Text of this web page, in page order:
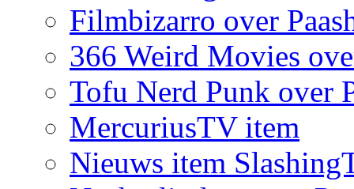
Filmbizarro over
366 Weird Movies
Tofu Nerd Punk over
MercuriusTV item
Nieuws item